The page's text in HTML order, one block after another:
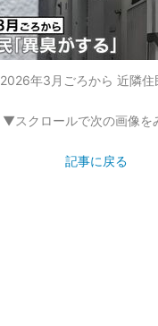
2026年3月ごろから 近隣住
▼スクロールで次の画像
記事に戻る